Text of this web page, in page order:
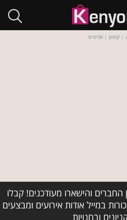
| קופון | סניפים
החברים והישארו מעודכנים! קבלו
במייל אודות אירועים ומבצעים
ובחנויות